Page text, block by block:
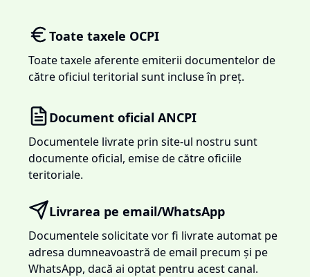
Toate taxele OCPI
Toate taxele aferente emiterii documentelor de
către oficiul teritorial sunt incluse în preț.
Document oficial ANCPI
Documentele livrate prin site-ul nostru sunt
documente oficial, emise de către oficiile
teritoriale.
Livrarea pe email/WhatsApp
Documentele solicitate vor fi livrate automat pe
adresa dumneavoastră de email precum și pe
WhatsApp, dacă ai optat pentru acest canal.